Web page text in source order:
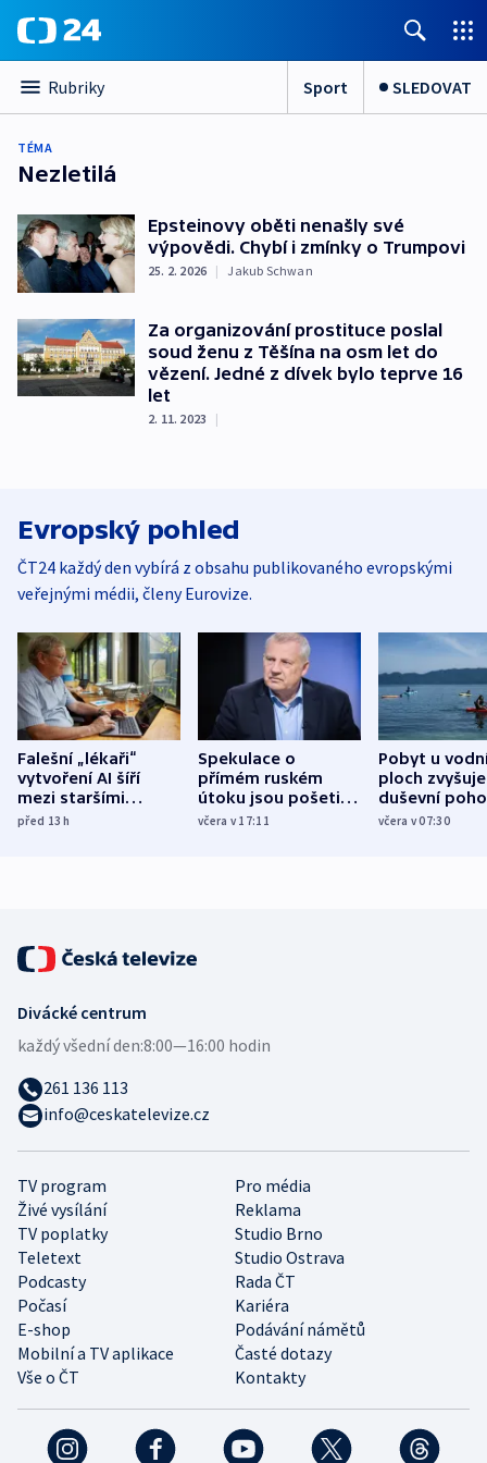
Rubriky Sport SLEDOVAT
TÉMA
Nezletilá
Epsteinovy oběti nenašly své
výpovědi. Chybí i zmínky o Trumpovi
25. 2. 2026 | Jakub Schwan
Za organizování prostituce poslal
soud ženu z Těšína na osm let do
vězení. Jedné z dívek bylo teprve 16
let
2. 11. 2023 |
Evropský pohled
ČT24 každý den vybírá z obsahu publikovaného evropskými
veřejnými médii, členy Eurovize.
Falešní „lékaři“
vytvoření AI šíří
mezi staršími
Poláky nebezpečné
před 13h
Spekulace o
přímém ruském
útoku jsou pošetilé,
míní estonský
včera v 17:11
Pobyt u
ploch zvyšuje
duševní
ukázala
včera v 07:30
TV program
Pro média
Živé vysílání
Reklama
TV poplatky
Studio Brno
Teletext
Studio Ostrava
Podcasty
Rada ČT
Počasí
Kariéra
E-shop
Podávání námětů
Mobilní a TV aplikace
Časté dotazy
Vše o ČT
Kontakty
Divácké centrum
každý všední den:8:00—16:00 hodin
261 136 113
info@ceskatelevize.cz